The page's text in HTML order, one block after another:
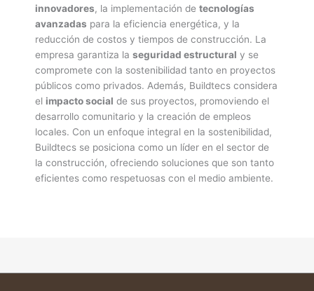
innovadores, la implementación de tecnologías
avanzadas para la eficiencia energética, y la
reducción de costos y tiempos de construcción. La
empresa garantiza la seguridad estructural y se
compromete con la sostenibilidad tanto en proyectos
públicos como privados. Además, Buildtecs considera
el impacto social de sus proyectos, promoviendo el
desarrollo comunitario y la creación de empleos
locales. Con un enfoque integral en la sostenibilidad,
Buildtecs se posiciona como un líder en el sector de
la construcción, ofreciendo soluciones que son tanto
eficientes como respetuosas con el medio ambiente.